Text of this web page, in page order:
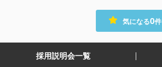
気になる0件
採用説明会一覧